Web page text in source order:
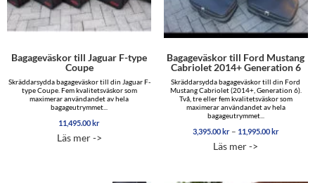
Bagageväskor till Jaguar F-type
Coupe
Skräddarsydda bagageväskor till din Jaguar F-
type Coupe. Fem kvalitetsväskor som
maximerar användandet av hela
bagageutrymmet...
11,495.00 kr
Läs mer ->
Bagageväskor till Ford Mustang
Cabriolet 2014+ Generation 6
Skräddarsydda bagageväskor till din Ford
Mustang Cabriolet (2014+, Generation 6).
Två, tre eller fem kvalitetsväskor som
maximerar användandet av hela
bagageutrymmet...
3,395.00 kr – 11,995.00 kr
Läs mer ->